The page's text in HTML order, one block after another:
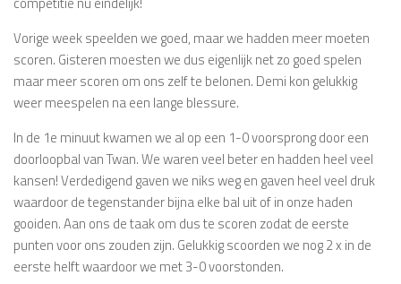
Vorige week speelden we goed, maar we hadden meer moeten
scoren. Gisteren moesten we dus eigenlijk net zo goed spelen
maar meer scoren om ons zelf te belonen. Demi kon gelukkig
weer meespelen na een lange blessure.
In de 1e minuut kwamen we al op een 1-0 voorsprong door een
doorloopbal van Twan. We waren veel beter en hadden heel veel
kansen! Verdedigend gaven we niks weg en gaven heel veel druk
waardoor de tegenstander bijna elke bal uit of in onze haden
gooiden. Aan ons de taak om dus te scoren zodat de eerste
punten voor ons zouden zijn. Gelukkig scoorden we nog 2 x in de
eerste helft waardoor we met 3-0 voorstonden.